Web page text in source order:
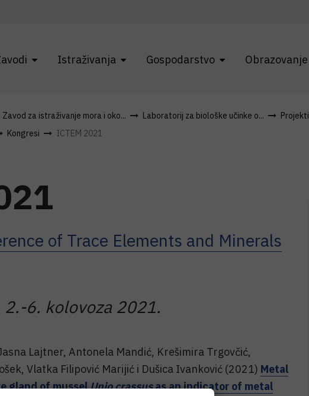
Istraživanja Gospodarstvo Obrazovanje
Zavod za istraživanje mora i oko... Laboratorij za biološke učinke o... Projekti
Kongresi ICTEM 2021
of Trace Elements and Minerals
2.-6. kolovoza 2021.
Lajtner, Antonela Mandić, Krešimira Trgovčić,
Vlatka Filipović Marijić i Dušica Ivanković (2021) Metal
gland of musselUnio crassusas an indicator of metal